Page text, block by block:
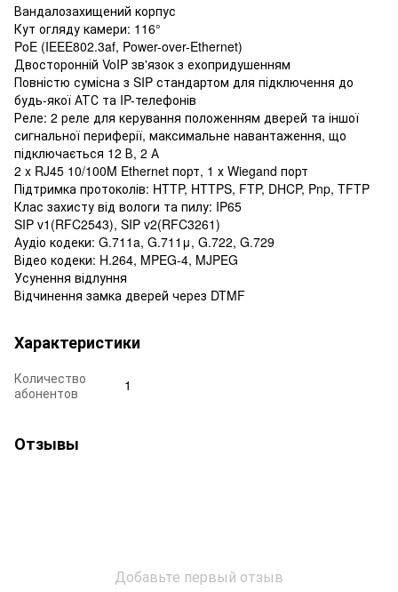
Вандалозахищений корпус
Кут огляду камери: 116°
PoE (IEEE802.3af, Power-over-Ethernet)
Двосторонній VoIP зв'язок з ехопридушенням
Повністю сумісна з SIP стандартом для підключення до
будь-якої АТС та IP-телефонів
Реле: 2 реле для керування положенням дверей та іншої
сигнальної периферії, максимальне навантаження, що
підключається 12 В, 2 А
2 x RJ45 10/100M Ethernet порт, 1 х Wiegand порт
Підтримка протоколів: HTTP, HTTPS, FTP, DHCP, Pnp, TFTP
Клас захисту від вологи та пилу: IP65
SIP v1(RFC2543), SIP v2(RFC3261)
Аудіо кодеки: G.711a, G.711μ, G.722, G.729
Відео кодеки: H.264, MPEG-4, MJPEG
Усунення відлуння
Відчинення замка дверей через DTMF
Характеристики
Количество
абонентов
1
Отзывы
Добавьте первый отзыв